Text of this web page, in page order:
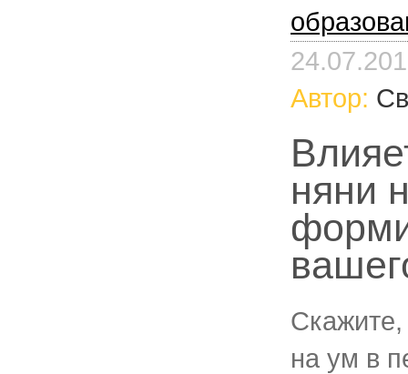
Автор:
няни
Скажите,
на ум в